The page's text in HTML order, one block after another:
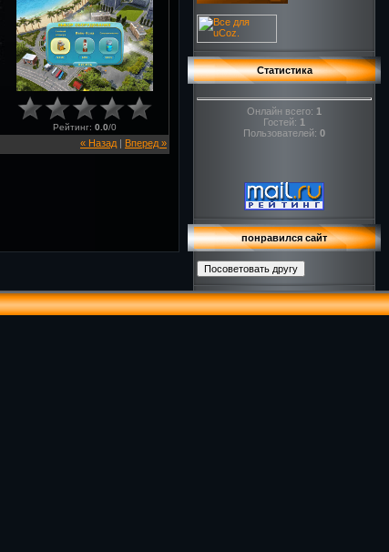
Рейтинг: 0.0/0
« Назад | Вперед »
Статистика
Онлайн всего: 1
Гостей: 1
Пользователей: 0
понравился сайт